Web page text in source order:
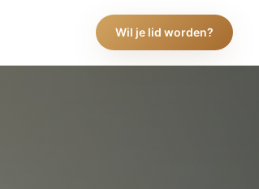
Wil je lid worden?